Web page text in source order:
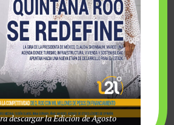
descargar la Edición de Agosto